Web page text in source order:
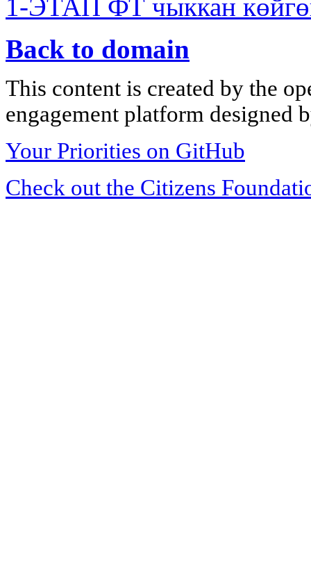
1-ЭТАП ФТ чыккан
Back to domain
This content is created by the
engagement platform designed
Your Priorities on GitHub
Check out the Citizens